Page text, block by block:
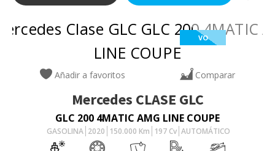
VO
Añadir a favoritos Comparar
Mercedes CLASE GLC
GLC 200 4MATIC AMG LINE COUPE
GASOLINA 2020 150.000 Km 197 Cv AUTOMÁTICO